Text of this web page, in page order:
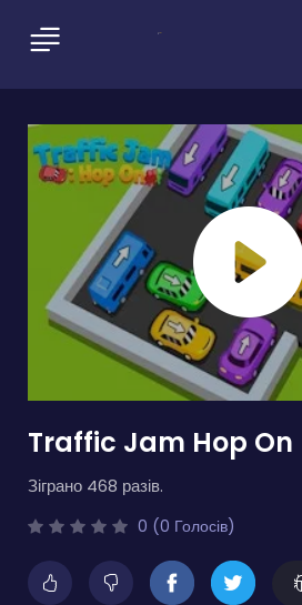
Traffic Jam Hop On
Зіграно 468 разів.
0 (0 Голосів)